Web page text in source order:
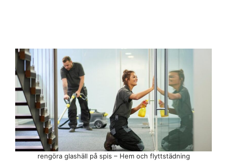
rengöra glashäll på spis – Hem och flyttstädning